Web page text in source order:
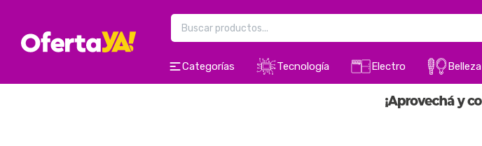
Categorías Tecnología Electro Belleza